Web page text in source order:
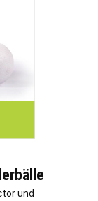
und